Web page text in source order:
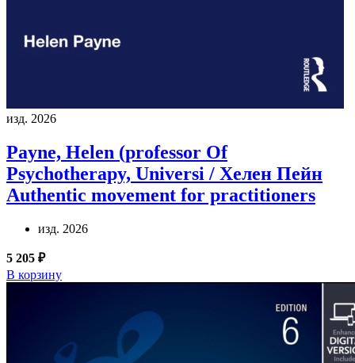
изд. 2026
Payne, Helen (professor Of
Psychotherapy, Universi / Хелен Пейн
Authentic movement for practitioners
изд. 2026
5 205 ₽
В корзину